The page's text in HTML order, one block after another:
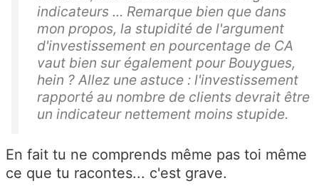
indicateurs ... Remarque bien que dans
mon propos, la stupidité de l'argument
d'investissement en pourcentage de CA
vaut bien sur également pour Bouygues,
hein ? Allez une astuce : l'investissement
rapporté au nombre de clients devrait être
un indicateur nettement moins stupide.
En fait tu ne comprends même pas toi même
ce que tu racontes... c'est grave.